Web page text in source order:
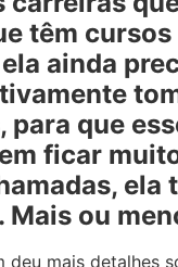
têm
ainda
para que
ficar
ou
deu mais